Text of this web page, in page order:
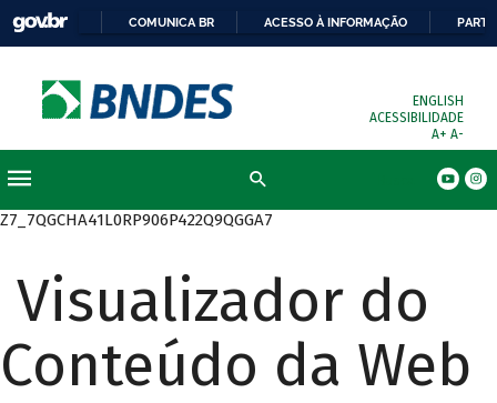
COMUNICA BR ACESSO À INFORMAÇÃO
ENGLISH
ACESSIBILIDADE
A+ A-
Z7_7QGCHA41L0RP906P422Q9QGGA7
Visualizador do
Conteúdo da Web